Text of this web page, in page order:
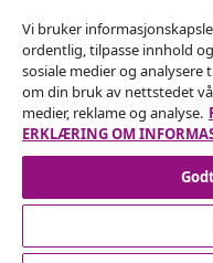
Angre på
Send inn en angrerett
Kundeservice
Vi bruker
ordentlig, tilpasse innhold
sosiale medier og analysere
om din bruk av nettstedet
medier, reklame og analyse.
ERKLÆRING OM